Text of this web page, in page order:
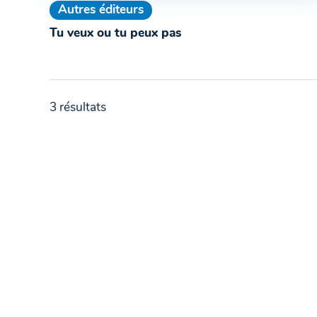
Autres éditeurs
Tu veux ou tu peux pas
3 résultats